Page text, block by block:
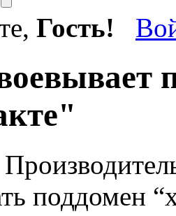
Гость!
поддомен